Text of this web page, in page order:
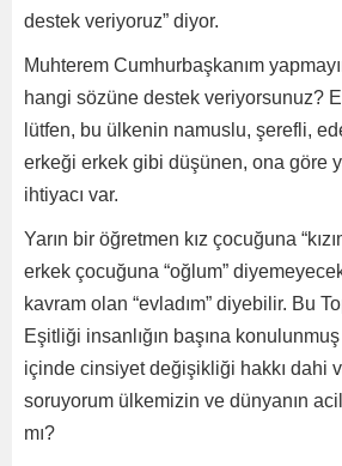
destek veriyoruz” diyor.
Muhterem Cumhurbaşkanım
hangi sözüne destek veriyorsunuz?
lütfen, bu ülkenin namuslu, şerefli,
erkeği erkek gibi düşünen, ona göre
ihtiyacı var.
Yarın bir öğretmen kız çocuğuna
erkek çocuğuna “oğlum”
kavram olan “evladım” diyebilir. Bu
Eşitliği insanlığın başına
içinde cinsiyet değişikliği hakkı dahi
soruyorum ülkemizin ve dünyanın
mı?